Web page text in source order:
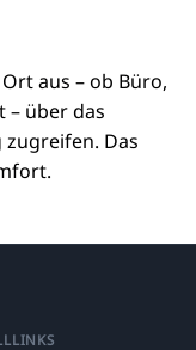
aus – ob Büro,
– über das
Das